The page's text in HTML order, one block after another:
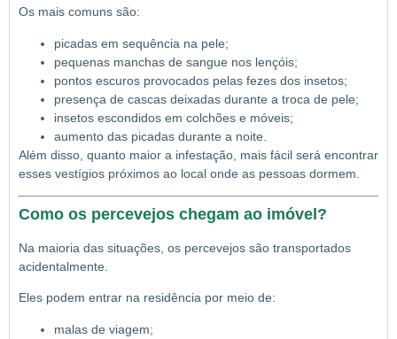
Os mais comuns são:
picadas em sequência na pele;
pequenas manchas de sangue nos lençóis;
pontos escuros provocados pelas fezes dos insetos;
presença de cascas deixadas durante a troca de pele;
insetos escondidos em colchões e móveis;
aumento das picadas durante a noite.
Além disso, quanto maior a infestação, mais fácil será encontrar
esses vestígios próximos ao local onde as pessoas dormem.
Como os percevejos chegam ao imóvel?
Na maioria das situações, os percevejos são transportados
acidentalmente.
Eles podem entrar na residência por meio de:
malas de viagem;